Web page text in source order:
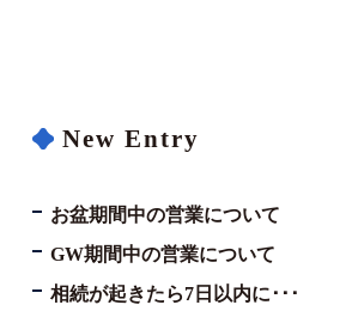
New Entry
お盆期間中の営業について
GW期間中の営業について
相続が起きたら7日以内に･･･